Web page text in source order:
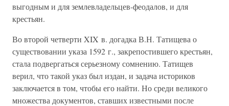
выгодным и для землевладельцев-феодалов, и для
крестьян.
Во второй четверти XIX в. догадка В.Н. Татищева о
существовании указа 1592 г., закрепостившего крестьян,
стала подвергаться серьезному сомнению. Татищев
верил, что такой указ был издан, и задача историков
заключается в том, чтобы его найти. Но среди великого
множества документов, ставших известными после